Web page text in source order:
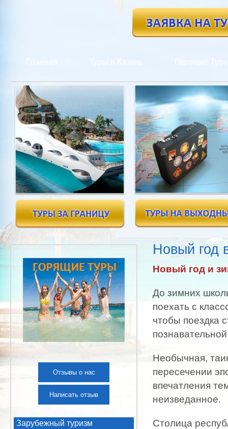
Новый год
Новый год и
До зимних
поехать с
чтобы поездка
Необычная,
пересечении
впечатления
неизведанное.
Столица
Отзывы о нас
Написать отзыв
Зарубежный туризм